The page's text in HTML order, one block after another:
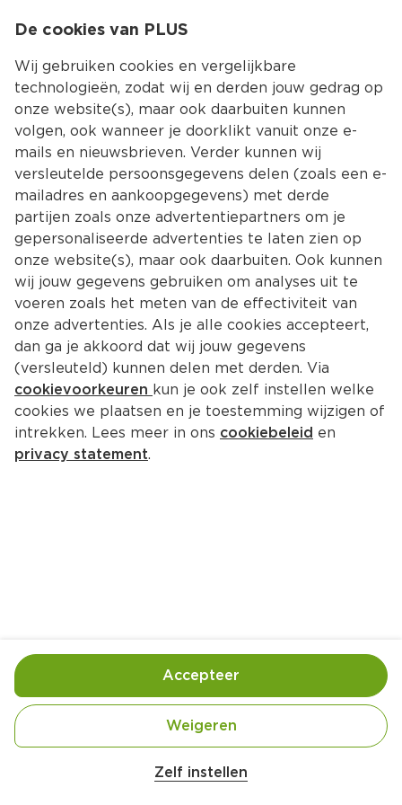
Kies jouw
Ingrediënten Bereiding
De cookies van PLUS
Wij gebruiken cookies en vergelijkbare
technologieën, zodat wij en derden jouw gedrag op
onze website(s), maar ook daarbuiten kunnen
volgen, ook wanneer je doorklikt vanuit onze e-
mails en nieuwsbrieven. Verder kunnen wij
versleutelde persoonsgegevens delen (zoals een e-
mailadres en aankoopgegevens) met derde
partijen zoals onze advertentiepartners om je
gepersonaliseerde advertenties te laten zien op
onze website(s), maar ook daarbuiten. Ook kunnen
wij jouw gegevens gebruiken om analyses uit te
voeren zoals het meten van de effectiviteit van
onze advertenties. Als je alle cookies accepteert,
dan ga je akkoord dat wij jouw gegevens
(versleuteld) kunnen delen met derden. Via
cookievoorkeuren kun je ook zelf instellen welke
cookies we plaatsen en je toestemming wijzigen of
intrekken. Lees meer in ons cookiebeleid en
privacy statement.
Zelf instellen
Weigeren
Accepteer